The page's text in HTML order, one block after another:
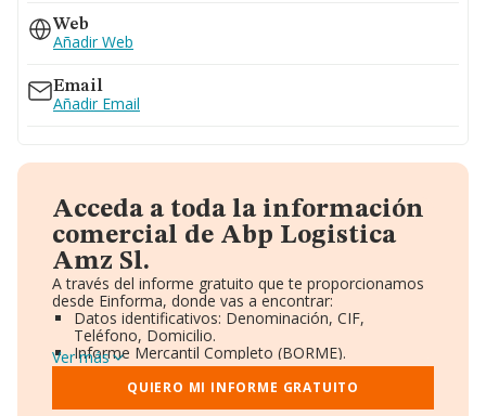
Web
Añadir Web
Email
Añadir Email
Acceda a toda la información
comercial de Abp Logistica
Amz Sl.
A través del informe gratuito que te proporcionamos
desde Einforma, donde vas a encontrar:
Datos identificativos: Denominación, CIF,
Teléfono, Domicilio.
Informe Mercantil Completo (BORME).
Gráficos de Evolución Ventas y Empleados.
Consejo de Administración y Administradores.
Directivos y Ejecutivos.
Ver más
QUIERO MI INFORME GRATUITO